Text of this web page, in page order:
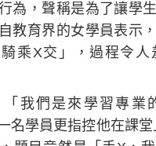
為，聲稱是為了讓學
教育界的女學員表示
乘X交」，過程令人
我們是來學習專業
名學員更指控他在課